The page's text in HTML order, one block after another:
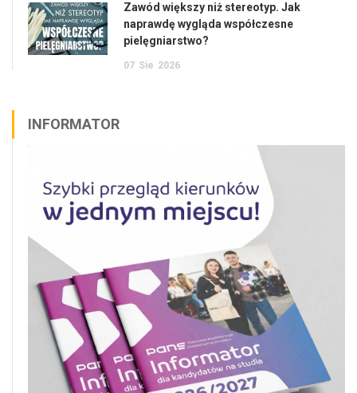
Zawód większy niż stereotyp. Jak
naprawdę wygląda współczesne
pielęgniarstwo?
07 Sie 2026
INFORMATOR